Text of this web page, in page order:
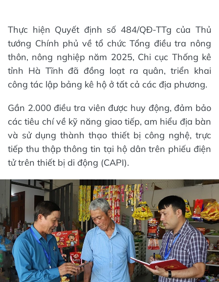
Thực hiện Quyết định số 484/QĐ-TTg của Thủ
tướng Chính phủ về tổ chức Tổng điều tra nông
thôn, nông nghiệp năm 2025, Chi cục Thống kê
tỉnh Hà Tĩnh đã đồng loạt ra quân, triển khai
công tác lập bảng kê hộ ở tất cả các địa phương.
Gần 2.000 điều tra viên được huy động, đảm bảo
các tiêu chí về kỹ năng giao tiếp, am hiểu địa bàn
và sử dụng thành thạo thiết bị công nghệ, trực
tiếp thu thập thông tin tại hộ dân trên phiếu điện
tử trên thiết bị di động (CAPI).